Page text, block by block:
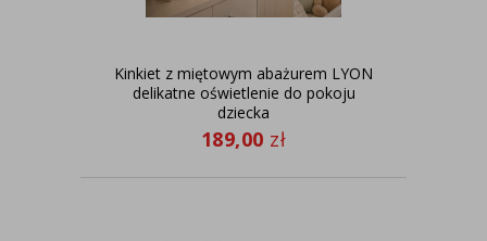
Kinkiet z miętowym abażurem LYON
delikatne oświetlenie do pokoju
dziecka
189,00 zł